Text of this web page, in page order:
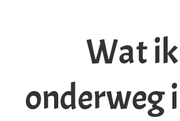
Wat ik
onderweg